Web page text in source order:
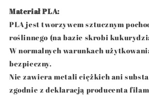
Materiał PLA:
PLA jest tworzywem sztucznym
roślinnego (na bazie skrobi
W normalnych warunkach
bezpieczny.
Nie zawiera metali ciężkich ani
zgodnie z deklaracją producenta